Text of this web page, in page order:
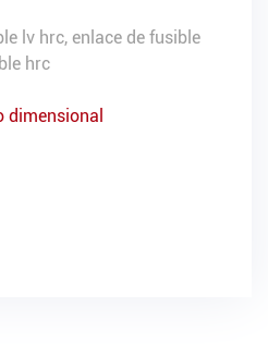
lv hrc, enlace de fusible
hrc
dimensional